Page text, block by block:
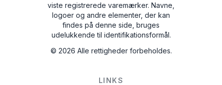
viste registrerede varemærker. Navne,
logoer og andre elementer, der kan
findes på denne side, bruges
udelukkende til identifikationsformål.
© 2026 Alle rettigheder forbeholdes.
LINKS